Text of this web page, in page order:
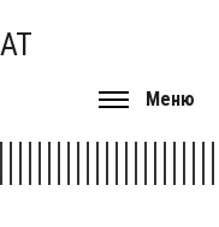
Меню